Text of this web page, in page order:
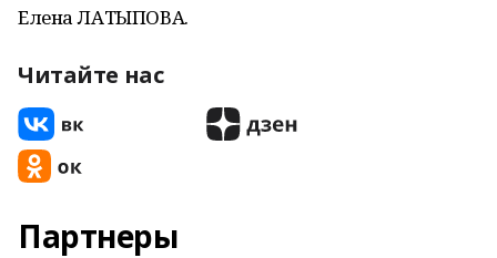
Елена ЛАТЫПОВА.
Читайте нас
Партнеры